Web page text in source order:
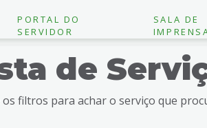
PORTAL DO
SERVIDOR
SALA DE
de
os filtros para achar o serviço que